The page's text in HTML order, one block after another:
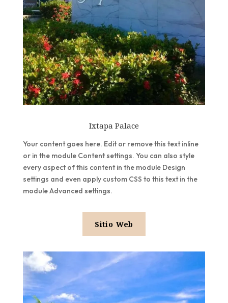
Ixtapa Palace
Your content goes here. Edit or remove this text inline
or in the module Content settings. You can also style
every aspect of this content in the module Design
settings and even apply custom CSS to this text in the
module Advanced settings.
Sitio Web